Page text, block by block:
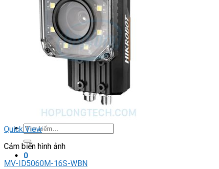
DRIVER / MOTOR STEP
ĐÈN BÁO
Đèn báo quay
Đèn báo panel tròn
Đèn báo tháp
Đèn báo khác
CHUYỂN MẠCH / NÚT NHẤN
Chuyển mạch có khóa
Công tắc dừng khẩn
Nút nhấn
Phích cắm / Ổ cắm / Công tắc
Can nhiệt
Tìm
kiếm:
0
Quick View
Cảm biến hình ảnh
MV-ID5060M-16S-WBN